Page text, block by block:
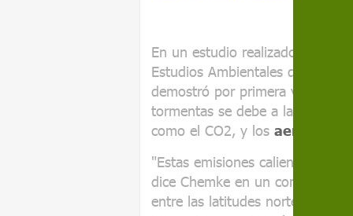
En un estudio realizado con el
Estudios Ambientales de
demostró por primera vez que
tormentas se debe a las
como el CO2, y los aerosoles
"Estas emisiones calientan el
dice Chemke en un
entre las latitudes norte y sur,